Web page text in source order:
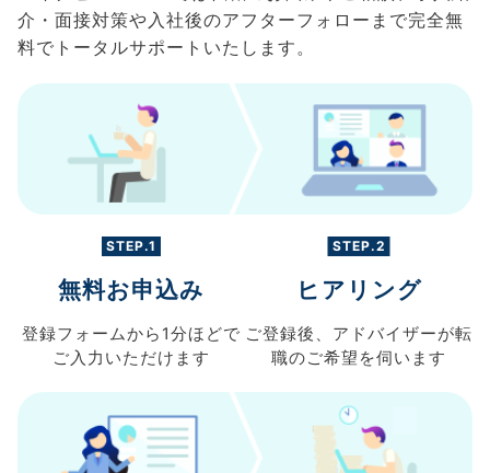
介・面接対策や入社後のアフターフォローまで完全無
料でトータルサポートいたします。
STEP.1
無料お申込み
登録フォームから 1分ほどで
ご入力 いただけます
STEP.2
ヒアリング
ご登録後、 アドバイザーが転
職のご希望を伺います